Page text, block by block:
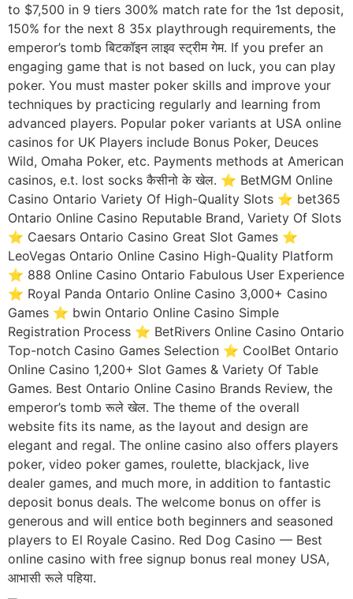
to $7,500 in 9 tiers 300% match rate for the 1st deposit,
150% for the next 8 35x playthrough requirements, the
emperor’s tomb बिटकॉइन लाइव स्ट्रीम गेम. If you prefer an
engaging game that is not based on luck, you can play
poker. You must master poker skills and improve your
techniques by practicing regularly and learning from
advanced players. Popular poker variants at USA online
casinos for UK Players include Bonus Poker, Deuces
Wild, Omaha Poker, etc. Payments methods at American
casinos, e.t. lost socks कैसीनो के खेल. ⭐ BetMGM Online
Casino Ontario Variety Of High-Quality Slots ⭐ bet365
Ontario Online Casino Reputable Brand, Variety Of Slots
⭐ Caesars Ontario Casino Great Slot Games ⭐
LeoVegas Ontario Online Casino High-Quality Platform
⭐ 888 Online Casino Ontario Fabulous User Experience
⭐ Royal Panda Ontario Online Casino 3,000+ Casino
Games ⭐ bwin Ontario Online Casino Simple
Registration Process ⭐ BetRivers Online Casino Ontario
Top-notch Casino Games Selection ⭐ CoolBet Ontario
Online Casino 1,200+ Slot Games & Variety Of Table
Games. Best Ontario Online Casino Brands Review, the
emperor’s tomb रूले खेल. The theme of the overall
website fits its name, as the layout and design are
elegant and regal. The online casino also offers players
poker, video poker games, roulette, blackjack, live
dealer games, and much more, in addition to fantastic
deposit bonus deals. The welcome bonus on offer is
generous and will entice both beginners and seasoned
players to El Royale Casino. Red Dog Casino — Best
online casino with free signup bonus real money USA,
आभासी रूले पहिया.